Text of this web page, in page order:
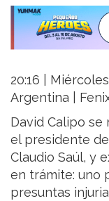
20:16 |
Argentina |
David Calipo se
el presidente
Claudio Saúl, y
en trámite: uno
presuntas